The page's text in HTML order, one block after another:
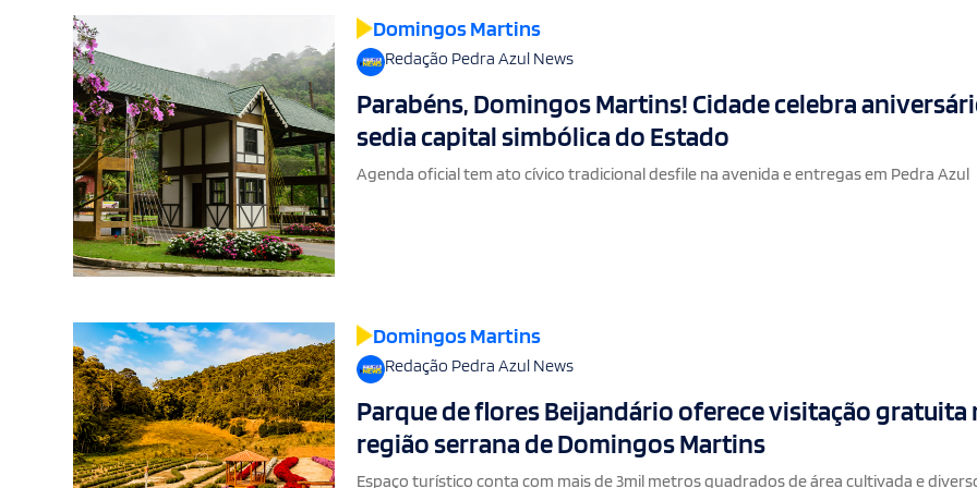
Domingos Martins
Redação Pedra Azul News
Parabéns, Domingos Martins! Cidade celebra
sedia capital simbólica do Estado
Agenda oficial tem ato cívico tradicional desfile na avenida e entregas em Pedra Azul
Domingos Martins
Redação Pedra Azul News
Parque de flores Beijandário oferece visitação gratuita
região serrana de Domingos Martins
Espaço turístico conta com mais de 3mil metros quadrados de área cultivada e